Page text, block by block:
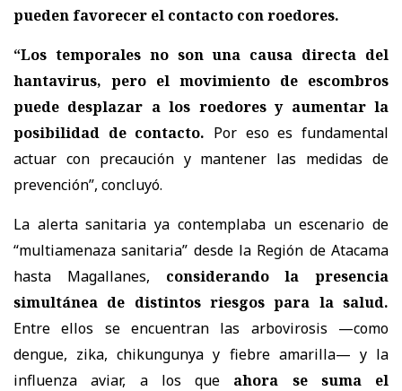
pueden favorecer el contacto con roedores.
“Los temporales no son una causa directa del
hantavirus, pero el movimiento de escombros
puede desplazar a los roedores y aumentar la
posibilidad de contacto. Por eso es fundamental
actuar con precaución y mantener las medidas de
prevención”, concluyó.
La alerta sanitaria ya contemplaba un escenario de
“multiamenaza sanitaria” desde la Región de Atacama
hasta Magallanes, considerando la presencia
simultánea de distintos riesgos para la salud.
Entre ellos se encuentran las arbovirosis —como
dengue, zika, chikungunya y fiebre amarilla— y la
influenza aviar, a los que ahora se suma el